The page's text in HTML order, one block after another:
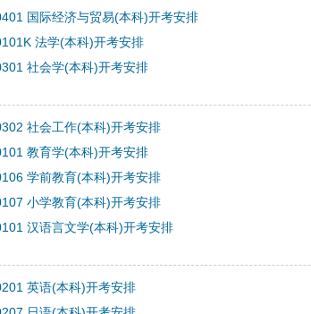
国际经济与贸易(本科)开考安排
法学(本科)开考安排
社会学(本科)开考安排
社会工作(本科)开考安排
教育学(本科)开考安排
学前教育(本科)开考安排
小学教育(本科)开考安排
汉语言文学(本科)开考安排
英语(本科)开考安排